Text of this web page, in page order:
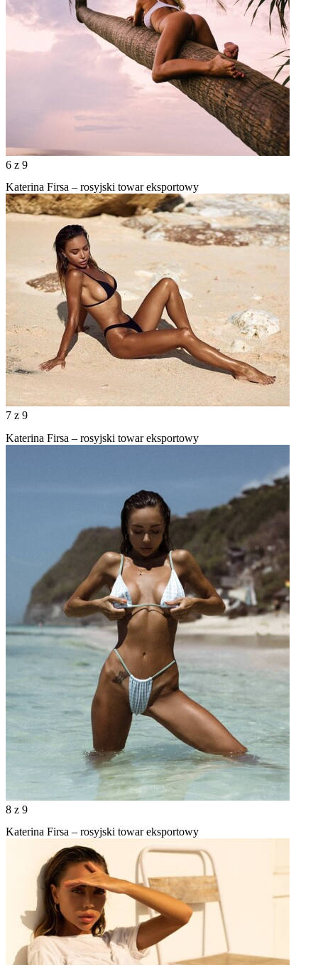
6 z 9
Katerina Firsa – rosyjski towar eksportowy
7 z 9
Katerina Firsa – rosyjski towar eksportowy
8 z 9
Katerina Firsa – rosyjski towar eksportowy